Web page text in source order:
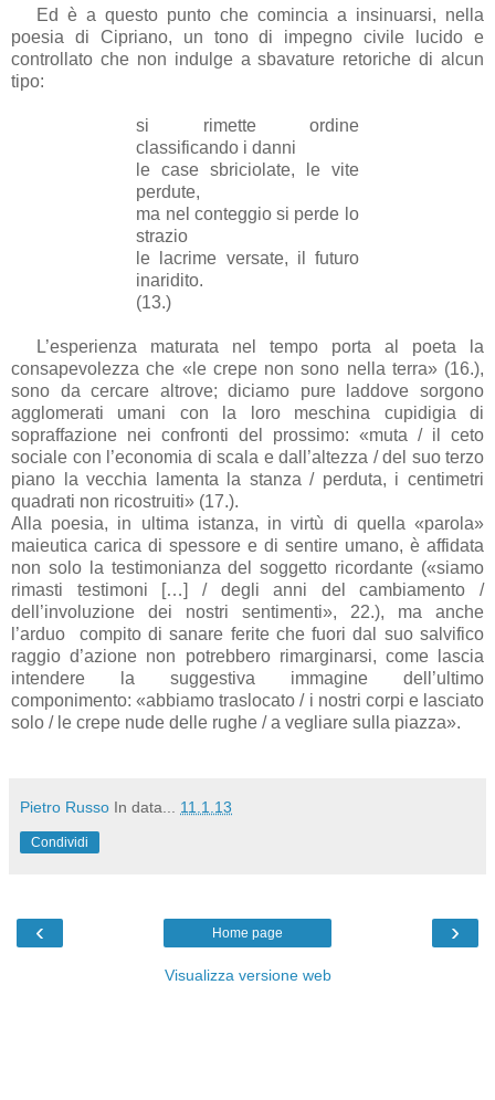
Ed è a questo punto che comincia a insinuarsi, nella
poesia di Cipriano, un tono di impegno civile lucido e
controllato che non indulge a sbavature retoriche di alcun
tipo:
si rimette ordine
classificando i danni
le case sbriciolate, le vite
perdute,
ma nel conteggio si perde lo
strazio
le lacrime versate, il futuro
inaridito.
(13.)
L’esperienza maturata nel tempo porta al poeta la
consapevolezza che «le crepe non sono nella terra» (16.),
sono da cercare altrove; diciamo pure laddove sorgono
agglomerati umani con la loro meschina cupidigia di
sopraffazione nei confronti del prossimo: «muta / il ceto
sociale con l’economia di scala e dall’altezza / del suo terzo
piano la vecchia lamenta la stanza / perduta, i centimetri
quadrati non ricostruiti» (17.).
Alla poesia, in ultima istanza, in virtù di quella «parola»
maieutica carica di spessore e di sentire umano, è affidata
non solo la testimonianza del soggetto ricordante («siamo
rimasti testimoni […] / degli anni del cambiamento /
dell’involuzione dei nostri sentimenti», 22.), ma anche
l’arduo
compito di sanare ferite che fuori dal suo salvifico
raggio d’azione non potrebbero rimarginarsi, come lascia
intendere la suggestiva immagine dell’ultimo
componimento: «abbiamo traslocato / i nostri corpi e lasciato
solo / le crepe nude delle rughe / a vegliare sulla piazza».
Pietro Russo In data... 11.1.13
Condividi
‹ ›
Home page
Visualizza versione web